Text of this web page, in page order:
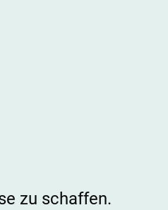
zu schaffen.